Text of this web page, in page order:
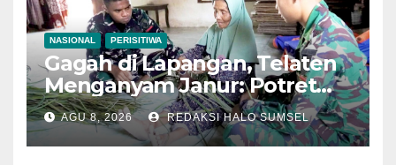
NASIONAL PERISITIWA
Gagah di Lapangan, Telaten
Menganyam Janur: Potret
Kemanunggalan Satgas
TMMD 129 Bojonegoro di
Kesongo
AGU 8, 2026 REDAKSI HALO SUMSEL